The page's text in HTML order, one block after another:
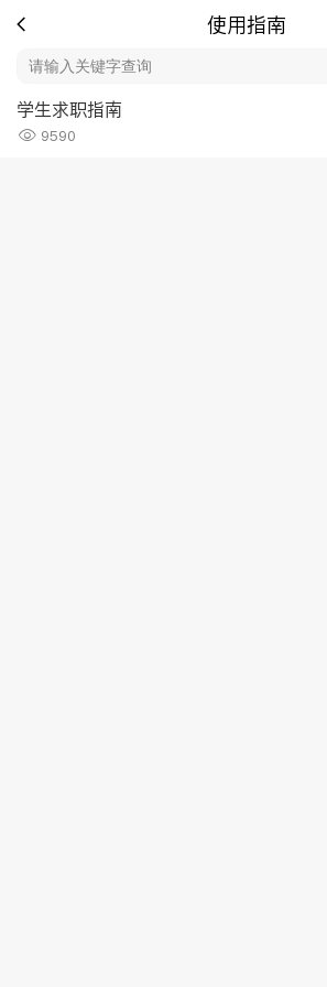
使用指南
学生求职指南
9590